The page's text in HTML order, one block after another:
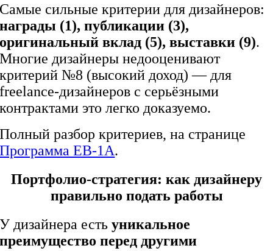
Самые сильные критерии для дизайнеров:
награды (1), публикации (3),
оригинальный вклад (5), выставки (9).
Многие дизайнеры недооценивают
критерий №8 (высокий доход) — для
freelance-дизайнеров с серьёзными
контрактами это легко доказуемо.
Полный разбор критериев, на странице
Программа EB-1A.
Портфолио-стратегия: как дизайнеру
правильно подать работы
У дизайнера естьуникальное
преимущество перед другими